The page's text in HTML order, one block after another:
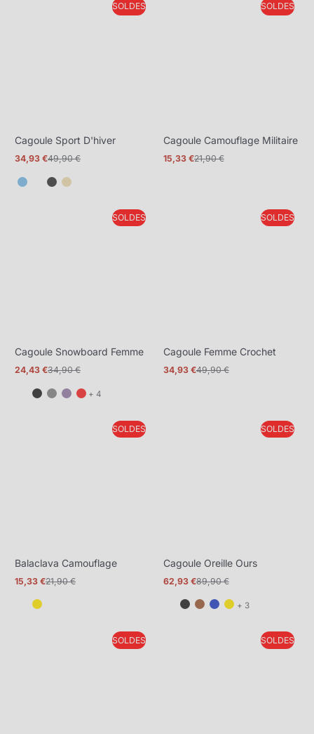
SOLDES
Cagoule Sport D'hiver
Prix
34,93 €
Prix
49,90 €
SOLDES
Cagoule Camouflage Militaire
Prix
15,33 €
Prix
21,90 €
SOLDES
Cagoule Snowboard Femme
Prix
24,43 €
Prix
34,90 €
+ 4
plus
SOLDES
Cagoule Femme Crochet
Prix
34,93 €
Prix
49,90 €
SOLDES
Balaclava Camouflage
Prix
15,33 €
Prix
21,90 €
SOLDES
Cagoule Oreille Ours
Prix
62,93 €
Prix
89,90 €
+ 3et
plus
SOLDES SOLDES